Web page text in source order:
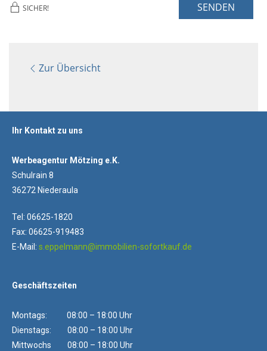
SICHER! SENDEN
Zur Übersicht
Ihr Kontakt zu uns
Werbeagentur Mötzing e.K.
Schulrain 8
36272 Niederaula
Tel: 06625-1820
Fax: 06625-919483
E-Mail: s.eppelmann@immobilien-sofortkauf.de
Geschäftszeiten
Montags: 08:00 – 18:00 Uhr
Dienstags: 08:00 – 18:00 Uhr
Mittwochs 08:00 – 18:00 Uhr